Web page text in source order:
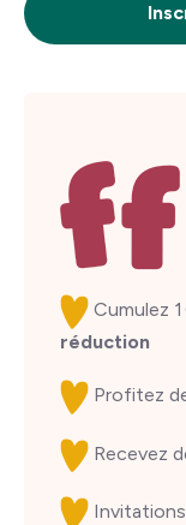
Cumulez
réduction
Profitez
Recevez